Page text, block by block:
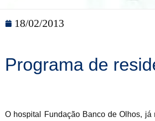
18/02/2013
Programa de
O hospital Fundação Banco de Olhos,